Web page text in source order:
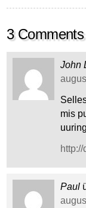
3 Comments
John
mis
Paul